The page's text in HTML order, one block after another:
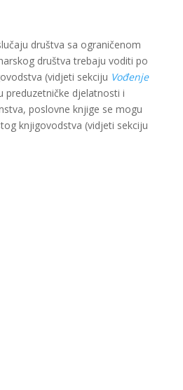
društva sa ograničenom
društva trebaju voditi po
(vidjeti sekciju Vođenje
preduzetničke djelatnosti i
poslovne knjige se mogu
knjigovodstva (vidjeti sekciju